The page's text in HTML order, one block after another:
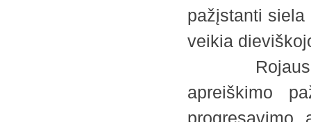
pažįstanti
veikia
Rojaus
apreiškimo
progresavimo